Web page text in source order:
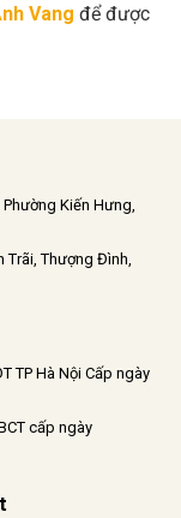
Vang để được
Kiến Hưng,
Trãi, Thượng Đình,
TP Hà Nội Cấp ngày
cấp ngày